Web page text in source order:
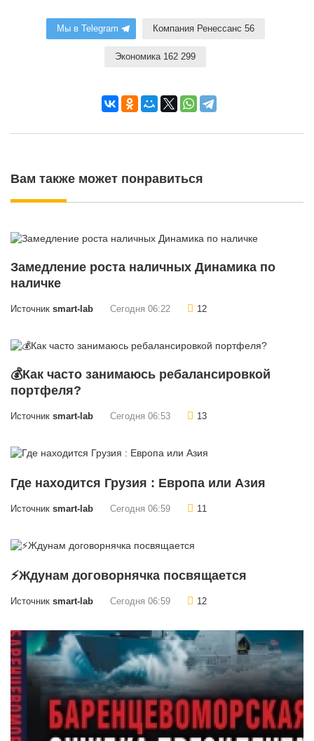
Мы в Telegram Компания Ренессанс 56
Экономика 162 299
Вам также может понравиться
Замедление роста наличных Динамика по
наличке
Источник smart-lab Сегодня 06:22 12
💰Как часто занимаюсь ребалансировкой
портфеля?
Источник smart-lab Сегодня 06:53 13
Где находится Грузия : Европа или Азия
Источник smart-lab Сегодня 06:59 11
⚡Ждунам договорнячка посвящается
Источник smart-lab Сегодня 06:59 12